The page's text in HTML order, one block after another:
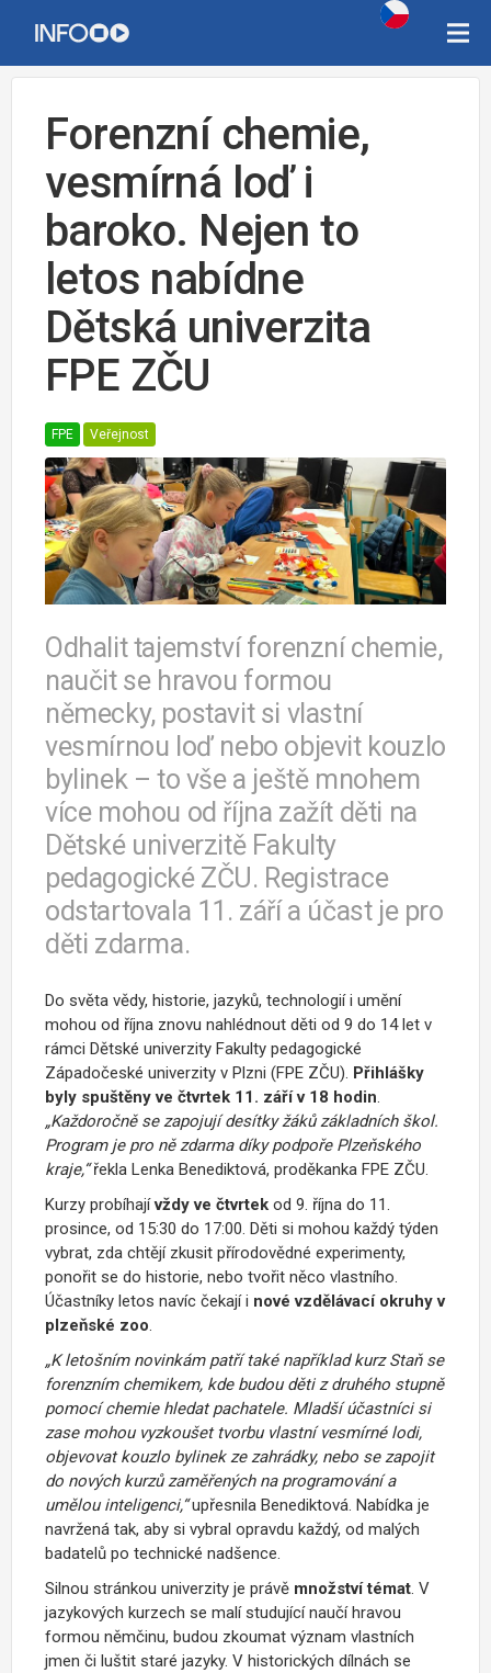
Forenzní chemie,
vesmírná loď i
baroko. Nejen to
letos nabídne
Dětská univerzita
FPE ZČU
FPE Veřejnost
Odhalit tajemství forenzní chemie,
naučit se hravou formou
německy, postavit si vlastní
vesmírnou loď nebo objevit kouzlo
bylinek – to vše a ještě mnohem
více mohou od října zažít děti na
Dětské univerzitě Fakulty
pedagogické ZČU. Registrace
odstartovala 11. září a účast je pro
děti zdarma.
Do světa vědy, historie, jazyků, technologií i umění
mohou od října znovu nahlédnout děti od 9 do 14 let v
rámci Dětské univerzity Fakulty pedagogické
Západočeské univerzity v Plzni (FPE ZČU). Přihlášky
byly spuštěny ve čtvrtek 11. září v 18 hodin.
„Každoročně se zapojují desítky žáků základních škol.
Program je pro ně zdarma díky podpoře Plzeňského
kraje,“řekla Lenka Benediktová, proděkanka FPE ZČU.
Kurzy probíhajívždy ve čtvrtek od 9. října do 11.
prosince, od 15:30 do 17:00. Děti si mohou každý týden
vybrat, zda chtějí zkusit přírodovědné experimenty,
ponořit se do historie, nebo tvořit něco vlastního.
Účastníky letos navíc čekajíi nové vzdělávací okruhy v
plzeňské zoo.
„K letošním novinkám patří také například kurzStaň se
forenzním chemikem, kde budou děti z druhého stupně
pomocí chemie hledat pachatele. Mladší účastníci si
zase mohou vyzkoušet tvorbu vlastní vesmírné lodi,
objevovatkouzlo bylinek ze zahrádky, nebo se zapojit
do nových kurzů zaměřených na programování a
umělou inteligenci,“upřesnila Benediktová. Nabídka je
navržená tak, aby si vybral opravdu každý, od malých
badatelů po technické nadšence.
Silnou stránkou univerzity je právě množství témat. V
jazykových kurzech se malí studující naučí hravou
formou němčinu, budou zkoumat význam vlastních
jmen či luštit staré jazyky. V historických dílnách se